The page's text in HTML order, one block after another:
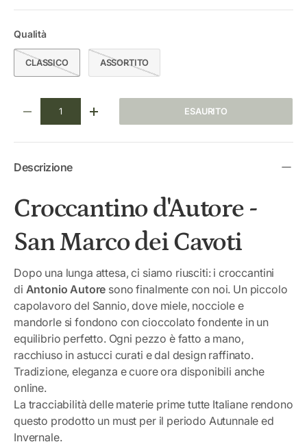
Qualità
CLASSICO ASSORTITO
DIMINUIRE LA QUANTITÀAUMENTA LA QUANTITÀESAURITO
Descrizione
Croccantino d'Autore -
San Marco dei Cavoti
Dopo una lunga attesa, ci siamo riusciti: i croccantini
di Antonio Autore sono finalmente con noi. Un piccolo
capolavoro del Sannio, dove miele, nocciole e
mandorle si fondono con cioccolato fondente in un
equilibrio perfetto. Ogni pezzo è fatto a mano,
racchiuso in astucci curati e dal design raffinato.
Tradizione, eleganza e cuore ora disponibili anche
online.
La tracciabilità delle materie prime tutte Italiane rendono
questo prodotto un must per il periodo Autunnale ed
Invernale.